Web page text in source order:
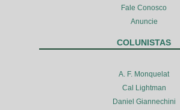
Fale Conosco
Anuncie
COLUNISTAS
A. F. Monquelat
Cal Lightman
Daniel Giannechini